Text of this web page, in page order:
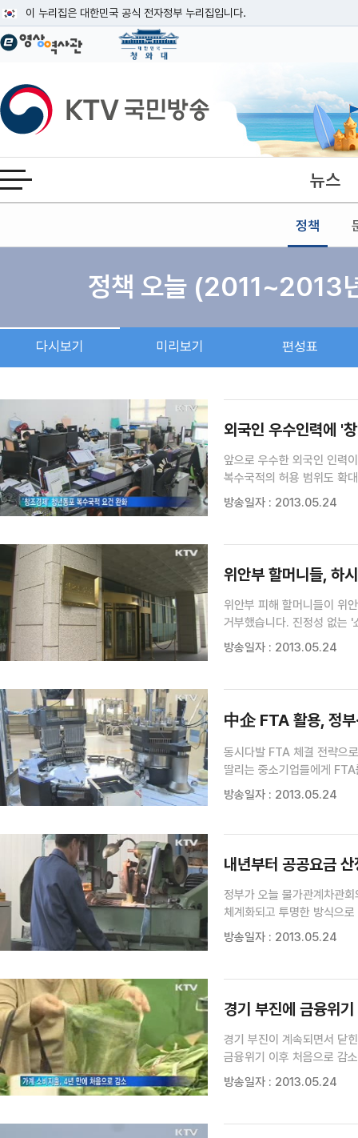
이 누리집은 대한민국 공식 전자정부 누리집입니다.
공식 누리집 주소 확인하기
이밖에 or.kr 또는 .kr등 다른 도메인 주소를 사용하고 있다면 아래 URL에서
운영중인 공식 누리집보기
KTV국민방송
전체메뉴 열기 뉴스
정책
본문
정책 오늘 (2011~2013
다시보기 미리보기 편성표
외국인 우수인력에 '
앞으로 우수한 외국인 인력
복수국적의 허용 범위도 확
돕기위해 창업비자 제도와
방송일자 : 2013.05.24
위안부 할머니들, 하
위안부 피해 할머니들이 위
거부했습니다. 진정성 없는
위안부 피해할머니들이 오
방송일자 : 2013.05.24
中企 FTA 활용, 정부
동시다발 FTA 체결 전략으
딸리는 중소기업들에게
지원하기 위한 정부와 대기
방송일자 : 2013.05.24
내년부터 공공요금
정부가 오늘 물가관계차관
체계화되고 투명한 방식으
인상은 규제.비규제 산업 구
방송일자 : 2013.05.24
경기 부진에 금융위
경기 부진이 계속되면서 닫
금융위기 이후 처음으로 감
소비지출은 1년 전보다 1%
방송일자 : 2013.05.24